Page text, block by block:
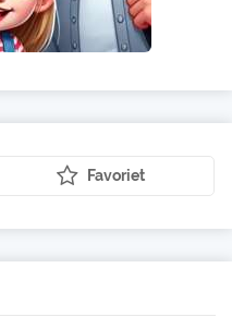
Favoriet